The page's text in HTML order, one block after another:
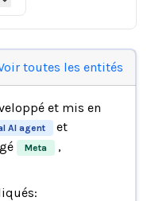
toutes les entités
et mis en
AI agent et
Meta ,